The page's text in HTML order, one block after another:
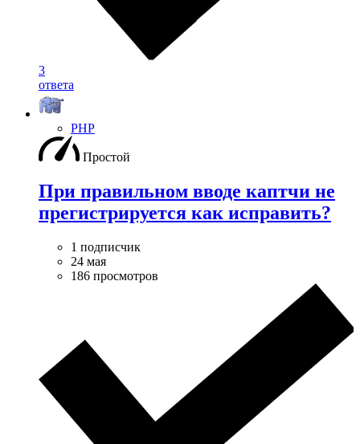
3
ответа
PHP
Простой
При правильном вводе каптчи не
прегистрируется как исправить?
1 подписчик
24 мая
186 просмотров